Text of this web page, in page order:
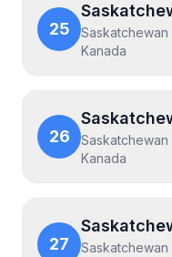
25
Saskatchewan
Kanada
26
Saskatchewan
Kanada
27
Saskatchewan